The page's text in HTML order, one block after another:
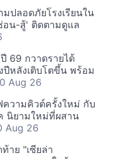
ปลอดภัยโรงเรียนใน
น-สู้' ติดตามดูแล
69 กวาดรายได้
หลังเติบโตขึ้น พร้อม
Aug 26
ความคิวต์ครั้งใหม่ กับ
นิยามใหม่ที่ผสาน
Aug 26
าย "เซียล่า